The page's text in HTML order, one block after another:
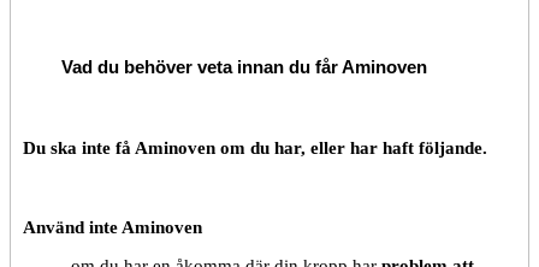
Vad du behöver veta innan du får Aminoven
Du ska inte få Aminoven om du har, eller har haft följande.
Använd inte Aminoven